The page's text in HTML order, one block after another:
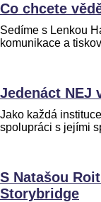
Co chcete
Sedíme s Lenkou
komunikace a
Jedenáct NEJ
Jako každá
spolupráci s jejími
S Natašou
Storybridge